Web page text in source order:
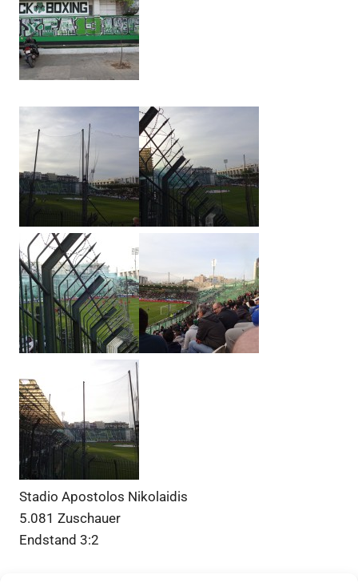
Stadio Apostolos Nikolaidis
5.081 Zuschauer
Endstand 3:2